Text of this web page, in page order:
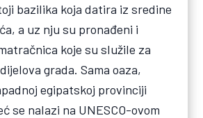
bazilika koja datira iz sredine
a uz nju su pronađeni i
koje su služile za
grada. Sama oaza,
egipatskoj provinciji
se nalazi na UNESCO-ovom